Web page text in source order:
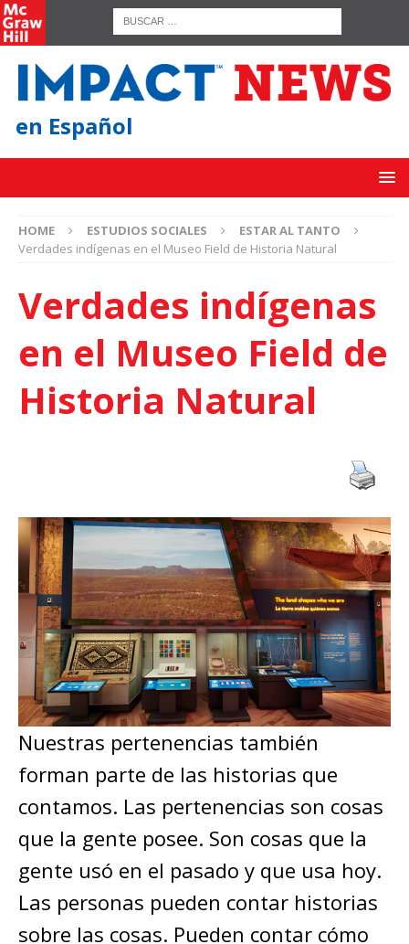
en Español
HOME ESTUDIOS SOCIALES
ESTAR AL TANTO
Verdades indígenas en el Museo Field de Historia Natural
Verdades indígenas
en el Museo Field de
Historia Natural
Nuestras pertenencias también
forman parte de las historias que
contamos. Las pertenencias son cosas
que la gente posee. Son cosas que la
gente usó en el pasado y que usa hoy.
Las personas pueden contar historias
sobre las cosas. Pueden contar cómo